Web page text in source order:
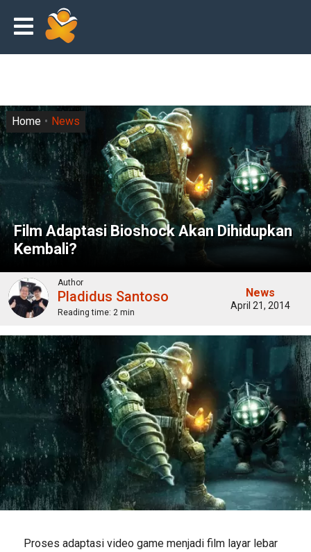
Film Adaptasi Bioshock Akan Dihidupkan
Kembali?
Home News
Author
Pladidus Santoso
Reading time: 2 min
News
April 21, 2014
Proses adaptasi video game menjadi film layar lebar